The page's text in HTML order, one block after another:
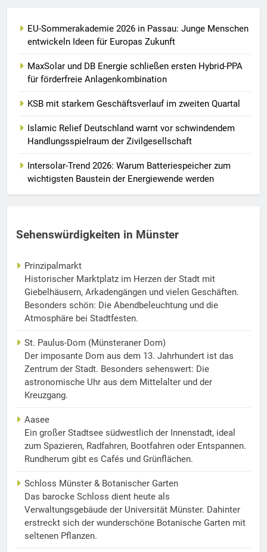
EU-Sommerakademie 2026 in Passau: Junge Menschen
entwickeln Ideen für Europas Zukunft
MaxSolar und DB Energie schließen ersten Hybrid-PPA
für förderfreie Anlagenkombination
KSB mit starkem Geschäftsverlauf im zweiten Quartal
Islamic Relief Deutschland warnt vor schwindendem
Handlungsspielraum der Zivilgesellschaft
Intersolar-Trend 2026: Warum Batteriespeicher zum
wichtigsten Baustein der Energiewende werden
Sehenswürdigkeiten in Münster
Prinzipalmarkt
Historischer Marktplatz im Herzen der Stadt mit
Giebelhäusern, Arkadengängen und vielen Geschäften.
Besonders schön: Die Abendbeleuchtung und die
Atmosphäre bei Stadtfesten.
St. Paulus-Dom (Münsteraner Dom)
Der imposante Dom aus dem 13. Jahrhundert ist das
Zentrum der Stadt. Besonders sehenswert: Die
astronomische Uhr aus dem Mittelalter und der
Kreuzgang.
Aasee
Ein großer Stadtsee südwestlich der Innenstadt, ideal
zum Spazieren, Radfahren, Bootfahren oder Entspannen.
Rundherum gibt es Cafés und Grünflächen.
Schloss Münster & Botanischer Garten
Das barocke Schloss dient heute als
Verwaltungsgebäude der Universität Münster. Dahinter
erstreckt sich der wunderschöne Botanische Garten mit
seltenen Pflanzen.